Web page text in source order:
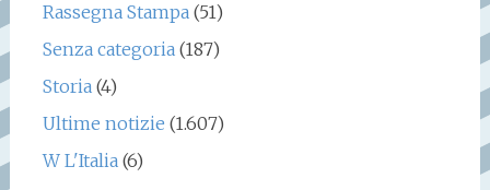
Rassegna Stampa(51)
Senza categoria(187)
Storia(4)
Ultime notizie (1.607)
W L'Italia(6)